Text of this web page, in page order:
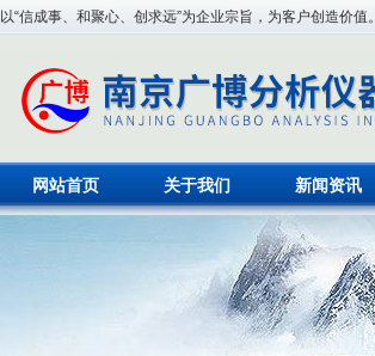
以“信成事、和聚心、创求远”为企业宗旨，为客户创造价值。
网站首页 关于我们 新闻资讯